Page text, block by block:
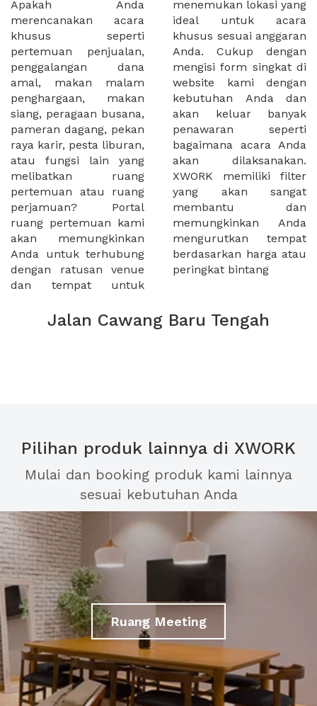
Apakah Anda
merencanakan acara
khusus seperti
pertemuan penjualan,
penggalangan dana
amal, makan malam
penghargaan, makan
siang, peragaan busana,
pameran dagang, pekan
raya karir, pesta liburan,
atau fungsi lain yang
melibatkan ruang
pertemuan atau ruang
perjamuan? Portal
ruang pertemuan kami
akan memungkinkan
Anda untuk terhubung
dengan ratusan venue
dan tempat untuk
menemukan lokasi yang
ideal untuk acara
khusus sesuai anggaran
Anda. Cukup dengan
mengisi form singkat di
website kami dengan
kebutuhan Anda dan
akan keluar banyak
penawaran seperti
bagaimana acara Anda
akan dilaksanakan.
XWORK memiliki filter
yang akan sangat
membantu dan
memungkinkan Anda
mengurutkan tempat
berdasarkan harga atau
peringkat bintang
Jalan Cawang Baru Tengah
Pilihan produk lainnya di XWORK
Mulai dan booking produk kami lainnya
sesuai kebutuhan Anda
Ruang Meeting